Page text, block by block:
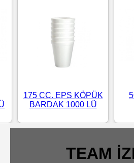
Bazlı
Mendiller
Kolonyalı
Standart
Islak
175 CC. EPS KÖPÜK
BARDAK 1000 LÜ
TEAM